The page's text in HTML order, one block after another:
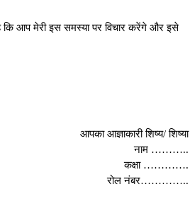
आप मेरी इस समस्या पर विचार करेंगे और इसे
आपका आज्ञाकारी शिष्य/ शिष्या
नाम ………..
कक्षा ………….
रोल नंबर…………..